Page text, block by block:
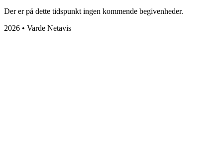
Der er på dette tidspunkt ingen kommende begivenheder.
2026 • Varde Netavis